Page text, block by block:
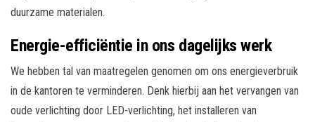
duurzame materialen.
Energie-efficiëntie in ons dagelijks werk
We hebben tal van maatregelen genomen om ons energieverbruik
in de kantoren te verminderen. Denk hierbij aan het vervangen van
oude verlichting door LED-verlichting, het installeren van